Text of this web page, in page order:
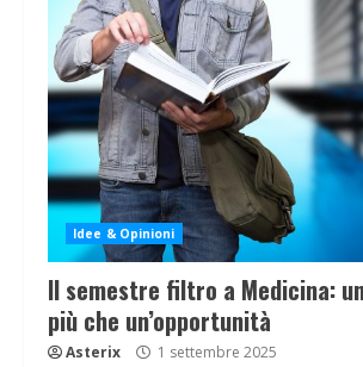
Idee & Opinioni
Il semestre filtro a Medicina:
più che un’opportunità
Asterix 1 settembre 2025